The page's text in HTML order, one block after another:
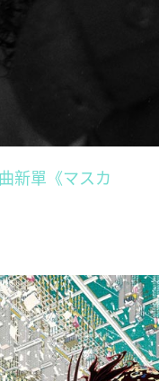
新單《マスカ